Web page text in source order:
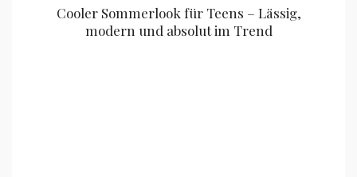
Cooler Sommerlook für Teens – Lässig,
modern und absolut im Trend